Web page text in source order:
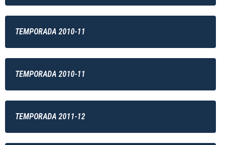
TEMPORADA 2010-11
TEMPORADA 2010-11
TEMPORADA 2011-12